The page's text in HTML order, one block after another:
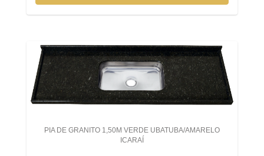
PIA DE GRANITO 1,50M VERDE UBATUBA/AMARELO
ICARAÍ